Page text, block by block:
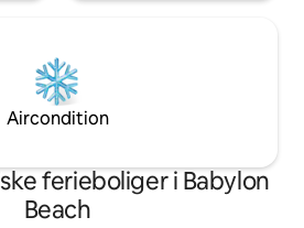
Aircondition
ferieboliger i Babylon
Beach